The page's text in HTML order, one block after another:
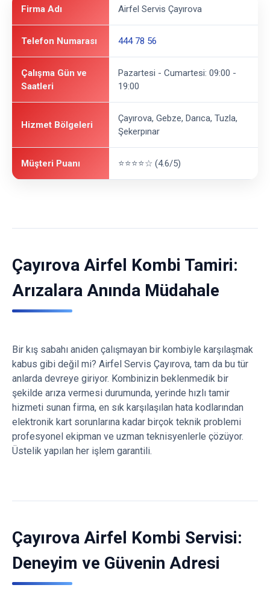
Firma Adı Airfel Servis Çayırova
Telefon Numarası 444 78 56
Çalışma Gün ve
Saatleri
Pazartesi - Cumartesi: 09:00 -
19:00
Hizmet Bölgeleri
Çayırova, Gebze, Darıca, Tuzla,
Şekerpınar
Müşteri Puanı ⭐⭐⭐⭐☆ (4.6/5)
Çayırova Airfel Kombi Tamiri:
Arızalara Anında Müdahale
Bir kış sabahı aniden çalışmayan bir kombiyle karşılaşmak
kabus gibi değil mi? Airfel Servis Çayırova, tam da bu tür
anlarda devreye giriyor. Kombinizin beklenmedik bir
şekilde arıza vermesi durumunda, yerinde hızlı tamir
hizmeti sunan firma, en sık karşılaşılan hata kodlarından
elektronik kart sorunlarına kadar birçok teknik problemi
profesyonel ekipman ve uzman teknisyenlerle çözüyor.
Üstelik yapılan her işlem garantili.
Çayırova Airfel Kombi Servisi:
Deneyim ve Güvenin Adresi